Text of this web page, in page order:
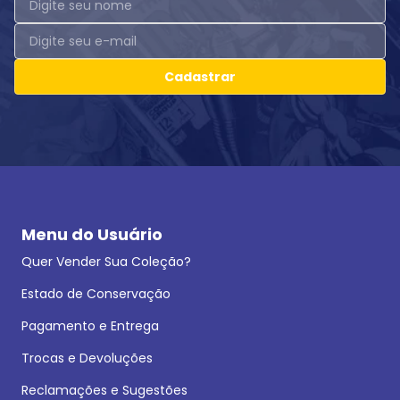
Cadastrar
Menu do Usuário
Quer Vender Sua Coleção?
Estado de Conservação
Pagamento e Entrega
Trocas e Devoluções
Reclamações e Sugestões